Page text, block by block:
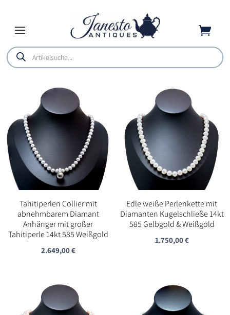

Products
search
Tahitiperlen Collier mit
abnehmbarem Diamant
Anhänger mit großer
Tahitiperle 14kt 585 Weißgold
2.649,00€
Edle weiße Perlenkette mit
Diamanten Kugelschließe 14kt
585 Gelbgold & Weißgold
1.750,00€